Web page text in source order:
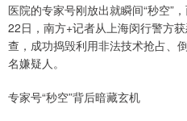
医院的专家号刚放出就瞬间“秒空”
22日，南方+记者从上海闵行警方
查，成功捣毁利用非法技术抢占、
名嫌疑人。
专家号“秒空”背后暗藏玄机